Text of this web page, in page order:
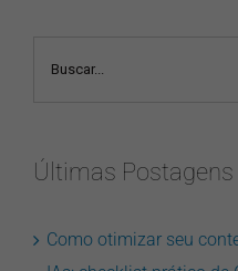
Últimas Postagens
Como otimizar seu